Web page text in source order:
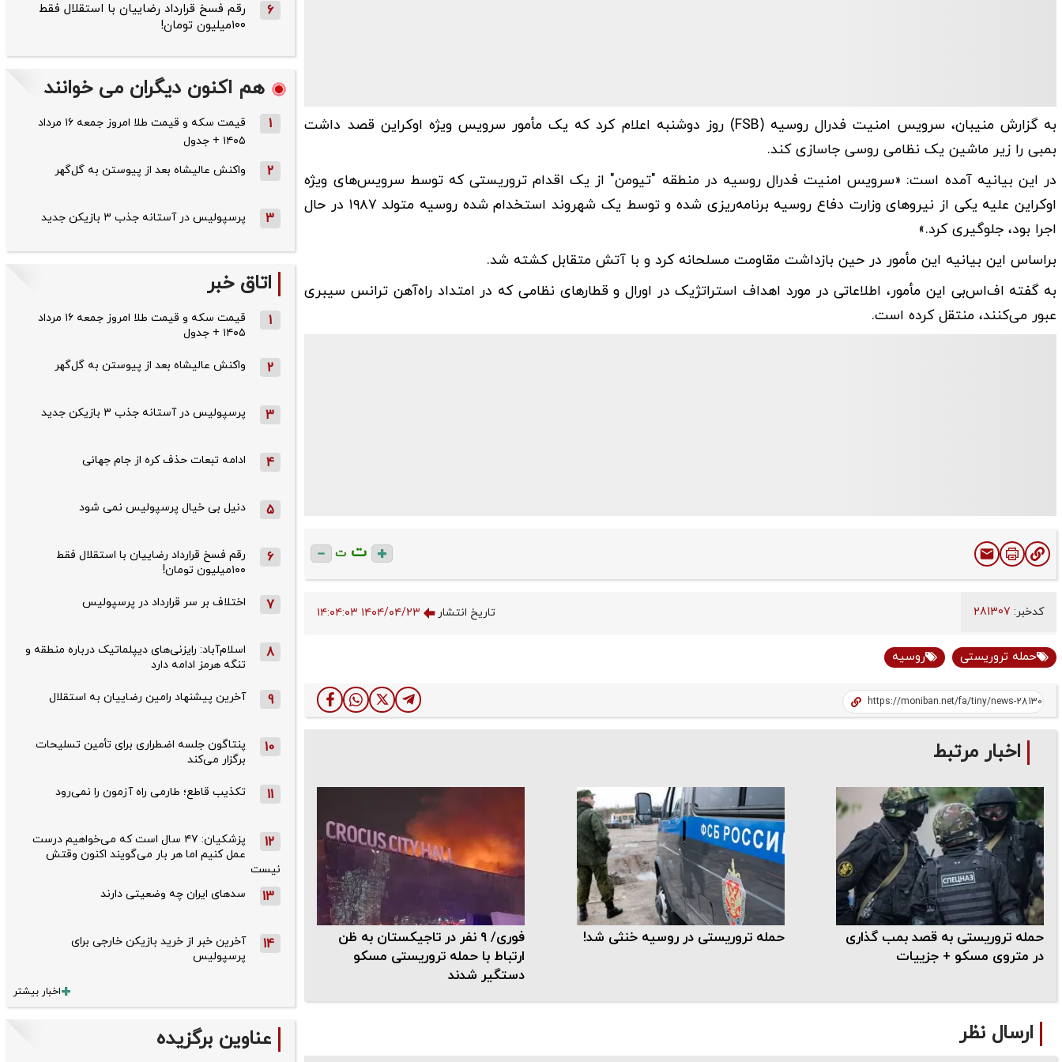
به گزارش منیبان، سرویس امنیت فدرال روسیه (FSB) روز دوشنبه اعلام کرد که یک مأمور سرویس ویژه اوکراین قصد داشت
بمبی را زیر ماشین یک نظامی روسی جاسازی کند.
در این بیانیه‌ آمده است: «سرویس امنیت فدرال روسیه در منطقه "تیومن" از یک اقدام تروریستی که توسط سرویس‌های ویژه
اوکراین علیه یکی از نیروهای وزارت دفاع روسیه برنامه‌ریزی شده و توسط یک شهروند استخدام شده روسیه متولد ۱۹۸۷ در حال
اجرا بود، جلوگیری کرد.»
براساس این بیانیه این مأمور در حین بازداشت مقاومت مسلحانه کرد و با آتش متقابل کشته شد.
به گفته اف‌اس‌بی این مأمور، اطلاعاتی در مورد اهداف استراتژیک در اورال و قطارهای نظامی که در امتداد راه‌آهن ترانس سیبری
عبور می‌کنند، منتقل کرده است.
ت ت
کدخبر: تاریخ انتشار ۱۴۰۴/۰۴/۲۳ ۱۴:۰۴:۰۳
حمله تروریستی روسیه
اخبار مرتبط
حمله تروریستی به قصد بمب‌ گذاری
در متروی مسکو + جزییات
حمله تروریستی در روسیه خنثی شد!
فوری/ ۹ نفر در تاجیکستان به ظن
ارتباط با حمله تروریستی مسکو
دستگیر شدند
ارسال نظر
6
رقم فسخ قرارداد رضاییان با استقلال فقط
۱۰۰میلیون تومان!
هم اکنون دیگران می خوانند
1
قیمت سکه و قیمت طلا امروز جمعه ۱۶ مرداد
۱۴۰۵ + جدول
2 واکنش عالیشاه بعد از پیوستن به گل‌گهر
3 پرسپولیس در آستانه جذب ۳ بازیکن جدید
اتاق خبر
1
قیمت سکه و قیمت طلا امروز جمعه ۱۶ مرداد
۱۴۰۵ + جدول
2 واکنش عالیشاه بعد از پیوستن به گل‌گهر
3 پرسپولیس در آستانه جذب ۳ بازیکن جدید
4 ادامه تبعات حذف کره از جام جهانی
5 دنیل بی خیال پرسپولیس نمی شود
6
رقم فسخ قرارداد رضاییان با استقلال فقط
۱۰۰میلیون تومان!
7 اختلاف بر سر قرارداد در پرسپولیس
8
اسلام‌آباد: رایزنی‌های دیپلماتیک درباره منطقه و
تنگه هرمز ادامه دارد
9 آخرین پیشنهاد رامین رضاییان به استقلال
10
پنتاگون جلسه اضطراری برای تأمین تسلیحات
برگزار می‌کند
11 تکذیب قاطع؛‌ طارمی راه آزمون را نمی‌رود
12
پزشکیان: ۴۷ سال است که می‌خواهیم درست
عمل کنیم اما هر بار می‌گویند اکنون وقتش
نیست
13 سدهای ایران چه وضعیتی دارند
14
آخرین خبر از خرید بازیکن خارجی برای
پرسپولیس
اخبار بیشتر
عناوین برگزیده